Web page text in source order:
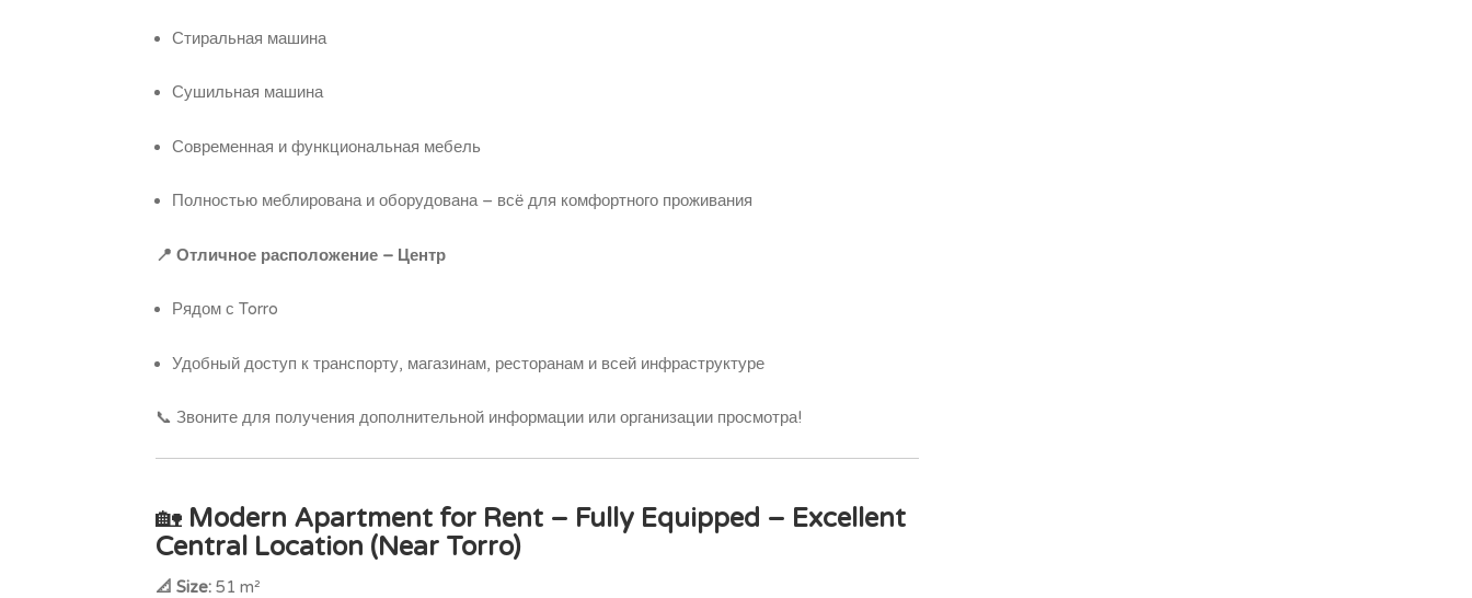
Стиральная машина
Сушильная машина
Современная и функциональная мебель
Полностью меблирована и оборудована – всё для комфортного проживания
📍 Отличное расположение – Центр
Рядом с Torro
Удобный доступ к транспорту, магазинам, ресторанам и всей инфраструктуре
📞 Звоните для получения дополнительной информации или организации просмотра!
🏡 Modern Apartment for Rent – Fully Equipped – Excellent
Central Location (Near Torro)
📐 Size: 51 m²